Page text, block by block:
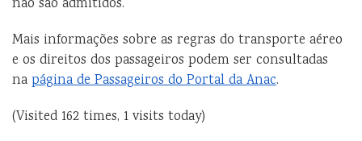
não são admitidos.
Mais informações sobre as regras do transporte aéreo
e os direitos dos passageiros podem ser consultadas
na página de Passageiros do Portal da Anac.
(Visited 162 times, 1 visits today)